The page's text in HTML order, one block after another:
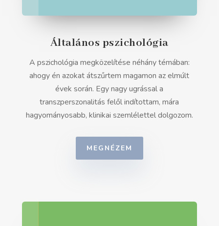
Általános pszichológia
A pszichológia megközelítése néhány témában:
ahogy én azokat átszűrtem magamon az elmúlt
évek során. Egy nagy ugrással a
transzperszonalitás felől indítottam, mára
hagyományosabb, klinikai szemlélettel dolgozom.
MEGNÉZEM